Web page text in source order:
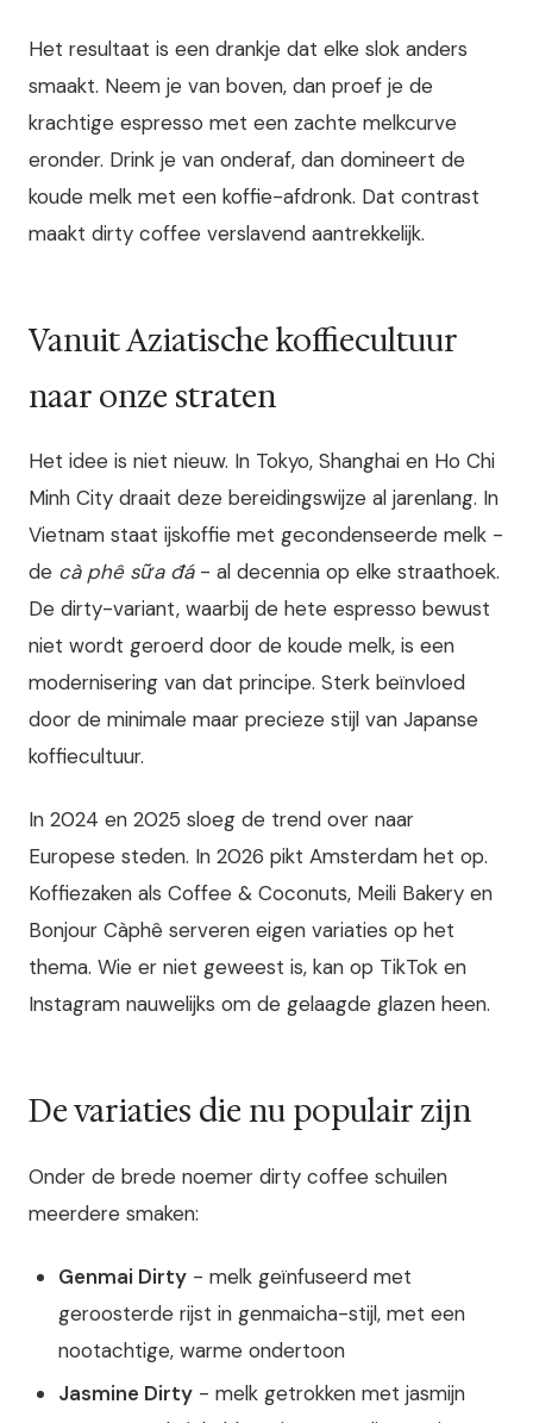
Het resultaat is een drankje dat elke slok anders
smaakt. Neem je van boven, dan proef je de
krachtige espresso met een zachte melkcurve
eronder. Drink je van onderaf, dan domineert de
koude melk met een koffie-afdronk. Dat contrast
maakt dirty coffee verslavend aantrekkelijk.
Vanuit Aziatische koffiecultuur
naar onze straten
Het idee is niet nieuw. In Tokyo, Shanghai en Ho Chi
Minh City draait deze bereidingswijze al jarenlang. In
Vietnam staat ijskoffie met gecondenseerde melk -
de cà phê sữa đá- al decennia op elke straathoek.
De dirty-variant, waarbij de hete espresso bewust
niet wordt geroerd door de koude melk, is een
modernisering van dat principe. Sterk beïnvloed
door de minimale maar precieze stijl van Japanse
koffiecultuur.
In 2024 en 2025 sloeg de trend over naar
Europese steden. In 2026 pikt Amsterdam het op.
Koffiezaken als Coffee & Coconuts, Meili Bakery en
Bonjour Càphê serveren eigen variaties op het
thema. Wie er niet geweest is, kan op TikTok en
Instagram nauwelijks om de gelaagde glazen heen.
De variaties die nu populair zijn
Onder de brede noemer dirty coffee schuilen
meerdere smaken:
Genmai Dirty - melk geïnfuseerd met
geroosterde rijst in genmaicha-stijl, met een
nootachtige, warme ondertoon
Jasmine Dirty - melk getrokken met jasmijn